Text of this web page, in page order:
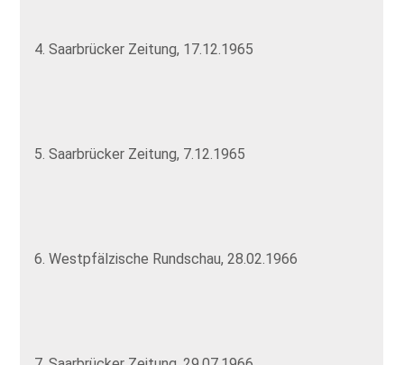
4. Saarbrücker Zeitung, 17.12.1965
5. Saarbrücker Zeitung, 7.12.1965
6. Westpfälzische Rundschau, 28.02.1966